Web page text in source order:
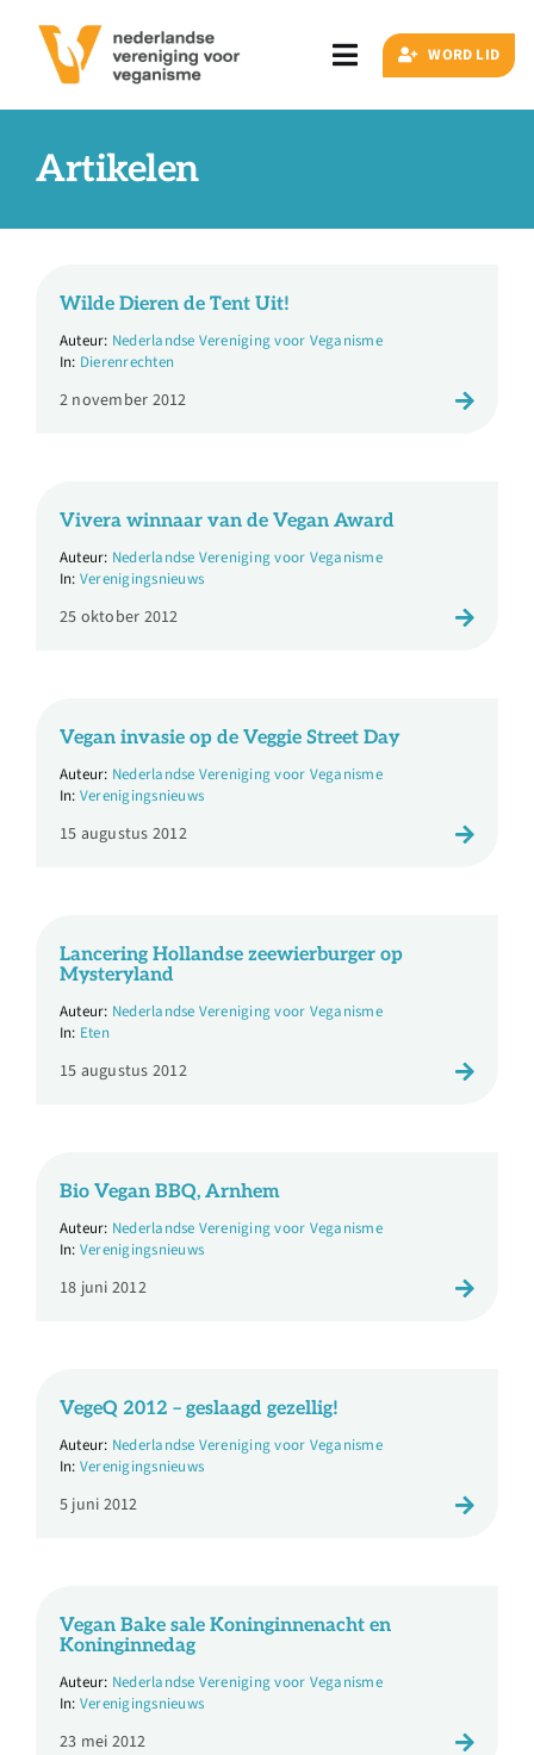
inhoud
Toggle
Navigation
naar:
Veganisme
Artikelen
Events
Over ons
Ondernemer
Doneren
WORD LID
Artikelen
Wilde Dieren de Tent Uit!
Nederlandse Vereniging voor Veganisme
Dierenrechten
2 november 2012
Vivera winnaar van de Vegan Award
Nederlandse Vereniging voor Veganisme
Verenigingsnieuws
25 oktober 2012
Vegan invasie op de Veggie Street Day
Nederlandse Vereniging voor Veganisme
Verenigingsnieuws
15 augustus 2012
Lancering Hollandse zeewierburger op
Mysteryland
Nederlandse Vereniging voor Veganisme
Eten
15 augustus 2012
Bio Vegan BBQ, Arnhem
Nederlandse Vereniging voor Veganisme
Verenigingsnieuws
18 juni 2012
VegeQ 2012 – geslaagd gezellig!
Nederlandse Vereniging voor Veganisme
Verenigingsnieuws
5 juni 2012
Vegan Bake sale Koninginnenacht en
Koninginnedag
Nederlandse Vereniging voor Veganisme
Verenigingsnieuws
23 mei 2012